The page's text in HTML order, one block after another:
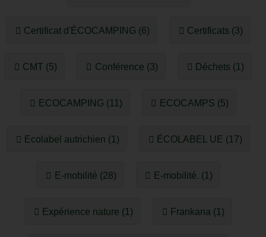
Certificat d'​​ÉCOCAMPING (6) Certificats (3)
CMT (5) Conférence (3) Déchets (1)
ECOCAMPING (11) ECOCAMPS (5)
Ecolabel autrichien (1) ÉCOLABEL UE (17)
E-mobilité (28) E-mobilité. (1)
Expérience nature (1) Frankana (1)